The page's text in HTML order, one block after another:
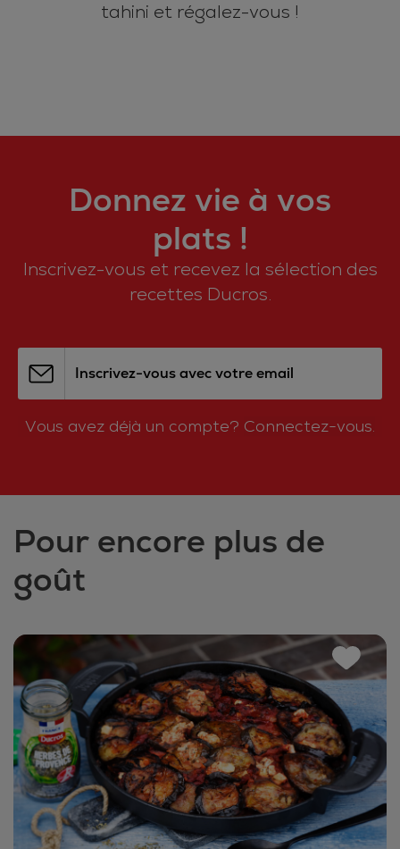
tahini et régalez-vous !
Donnez vie à vos
plats !
Inscrivez-vous et recevez la sélection des
recettes Ducros.
Inscrivez-vous avec votre email
Vous avez déjà un compte? Connectez-vous.
Pour encore plus de
goût